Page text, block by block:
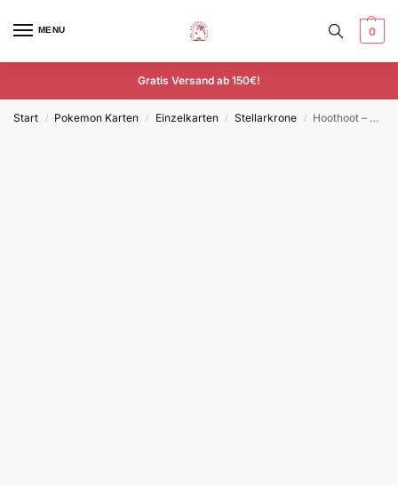
MENU 0
Gratis Versand ab 150€!
Start / Pokemon Karten / Einzelkarten / Stellarkrone / Hoothoot – SCR 114/115 – Deutsch – Common